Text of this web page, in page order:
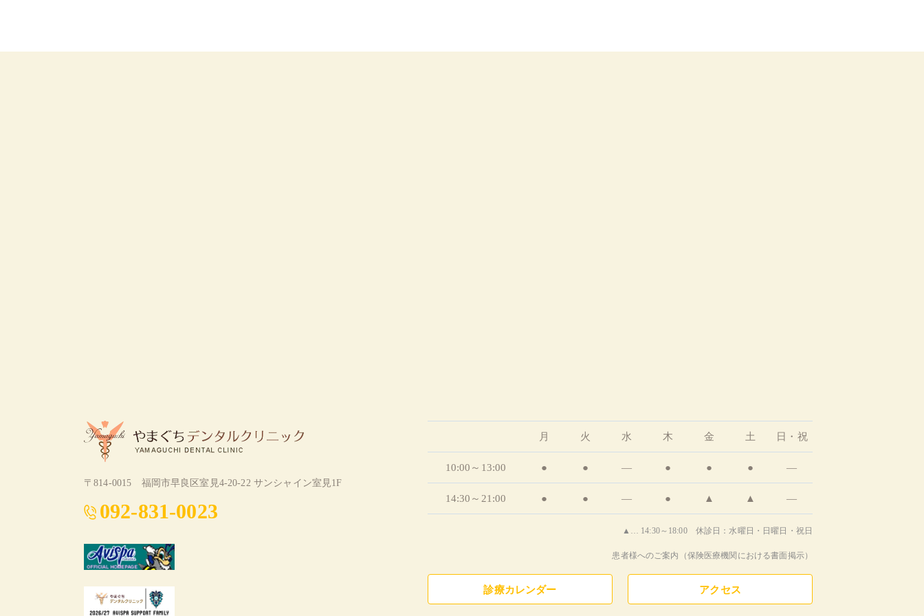
〒814-0015 福岡市早良区室見4-20-22 サンシャイン室見1F
092-831-0023
月 火 水 木 金 土 日・祝
10:00～13:00 ● ● ― ● ● ● ―
14:30～21:00 ● ● ― ● ▲ ▲ ―
▲… 14:30～18:00 休診日：水曜日・日曜日・祝日
患者様へのご案内（保険医療機関における書面掲示）
診療カレンダー アクセス